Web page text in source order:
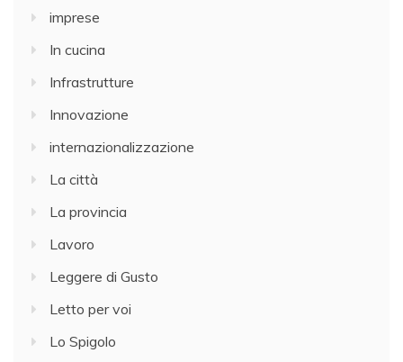
imprese
In cucina
Infrastrutture
Innovazione
internazionalizzazione
La città
La provincia
Lavoro
Leggere di Gusto
Letto per voi
Lo Spigolo